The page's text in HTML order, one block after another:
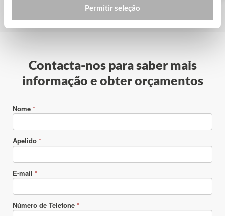
Permitir seleção
Contacta-nos para saber mais
informação e obter orçamentos